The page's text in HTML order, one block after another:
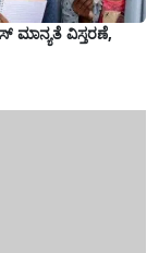
ಮಾನ್ಯತೆ ವಿಸ್ತರಣೆ,